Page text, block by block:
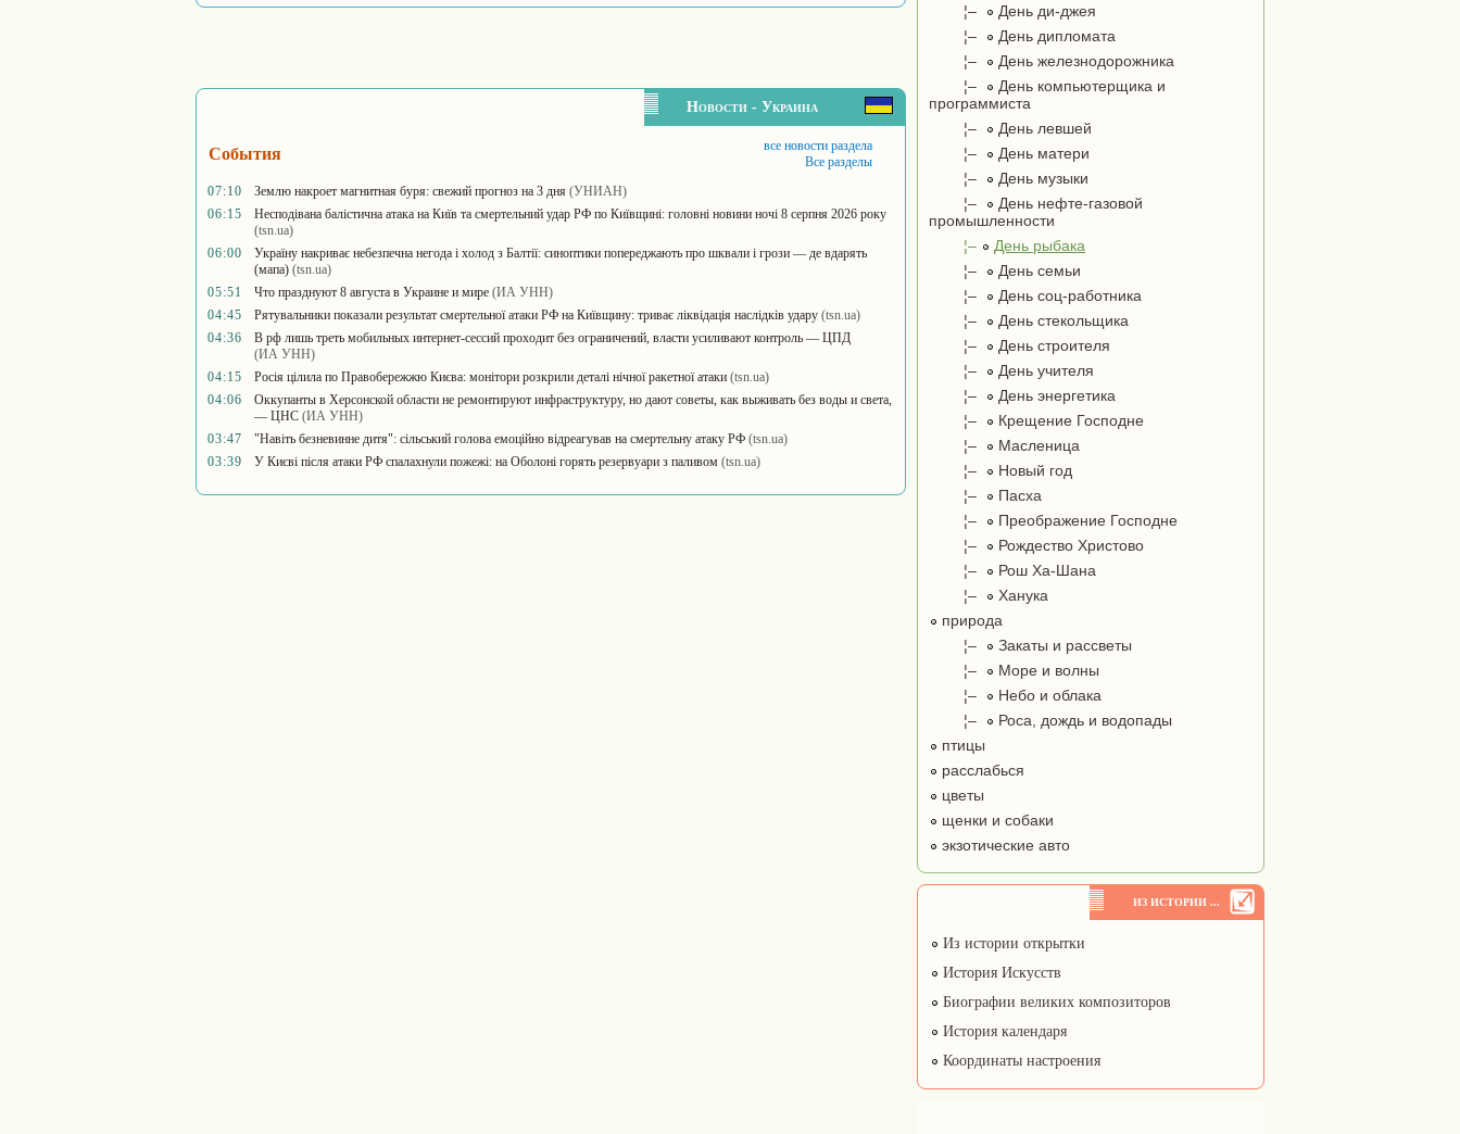
Новости - Украина
События
все новости раздела
Все разделы
07:10
Землю накроет магнитная буря: свежий прогноз на 3 дня (УНИАН)
06:15
Несподівана балістична атака на Київ та смертельний удар РФ по Київщині: головні новини ночі 8 серпня 2026 року
(tsn.ua)
06:00
Україну накриває небезпечна негода і холод з Балтії: синоптики попереджають про шквали і грози — де вдарять
(мапа) (tsn.ua)
05:51
Что празднуют 8 августа в Украине и мире (ИА УНН)
04:45
Рятувальники показали результат смертельної атаки РФ на Київщину: триває ліквідація наслідків удару (tsn.ua)
04:36
В рф лишь треть мобильных интернет-сессий проходит без ограничений, власти усиливают контроль — ЦПД
(ИА УНН)
04:15
Росія цілила по Правобережжю Києва: монітори розкрили деталі нічної ракетної атаки (tsn.ua)
04:06
Оккупанты в Херсонской области не ремонтируют инфраструктуру, но дают советы, как выживать без воды и света,
— ЦНС (ИА УНН)
03:47
"Навіть безневинне дитя": сільський голова емоційно відреагував на смертельну атаку РФ (tsn.ua)
03:39
У Києві після атаки РФ спалахнули пожежі: на Оболоні горять резервуари з паливом (tsn.ua)
¦–
День ди-джея
¦–
День дипломата
¦–
День железнодорожника
¦–
День компьютерщика и
программиста
¦–
День левшей
¦–
День матери
¦–
День музыки
¦–
День нефте-газовой
промышленности
¦–
День рыбака
¦–
День семьи
¦–
День соц-работника
¦–
День стекольщика
¦–
День строителя
¦–
День учителя
¦–
День энергетика
¦–
Крещение Господне
¦–
Масленица
¦–
Новый год
¦–
Пасха
¦–
Преображение Господне
¦–
Рождество Христово
¦–
Рош Ха-Шана
¦–
Ханука
природа
¦–
Закаты и рассветы
¦–
Море и волны
¦–
Небо и облака
¦–
Роса, дождь и водопады
птицы
расслабься
цветы
щенки и собаки
экзотические авто
ИЗ ИСТОРИИ ...
Из истории открытки
История Искусств
Биографии великих композиторов
История календаря
Координаты настроения